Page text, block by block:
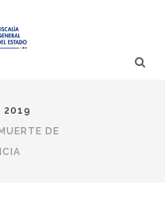
2019
DE